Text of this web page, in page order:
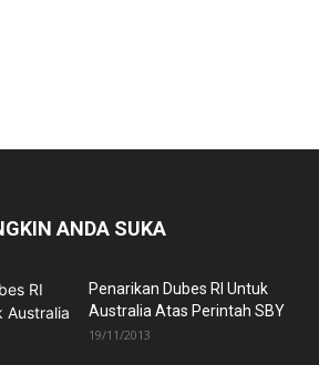
ANDA SUKA
Penarikan Dubes RI Untuk
Australia Atas Perintah SBY
19/11/2013